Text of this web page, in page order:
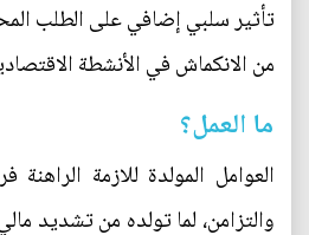
تأثير سلبي إضافي على الطلب
من الانكماش في الأنشطة
ما العمل؟
العوامل المولدة للازمة
والتزامن، لما تولده من تشديد